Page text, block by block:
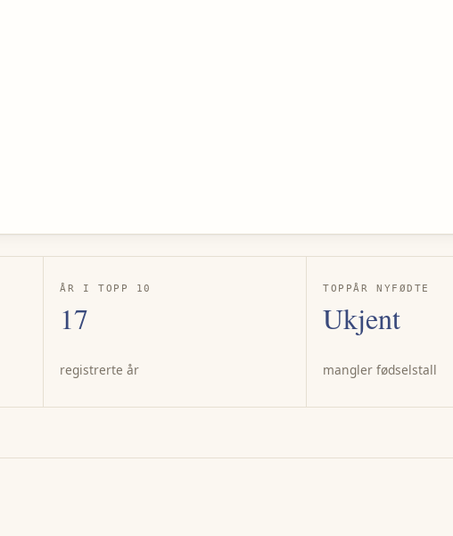
ÅR I TOPP 10
17
registrerte år
TOPPÅR NYFØDTE
Ukjent
mangler fødselstall